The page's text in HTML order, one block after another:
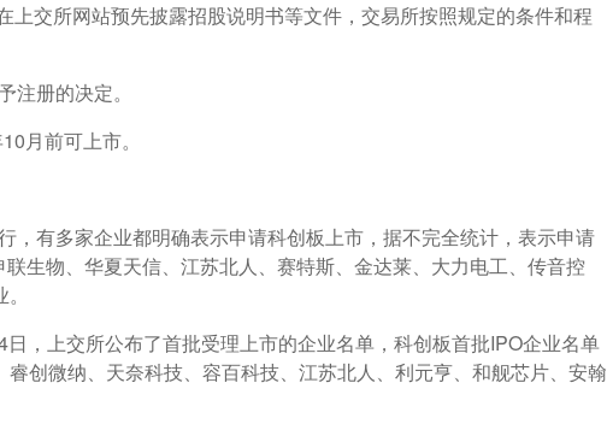
交所网站预先披露招股说明书等文件，交易所按照规定的条件和程
册的决定。
月前可上市。
，有多家企业都明确表示申请科创板上市，据不完全统计，表示申请
生物、华夏天信、江苏北人、赛特斯、金达莱、大力电工、传音控
，上交所公布了首批受理上市的企业名单，科创板首批IPO企业名单
创微纳、天奈科技、容百科技、江苏北人、利元亨、和舰芯片、安翰